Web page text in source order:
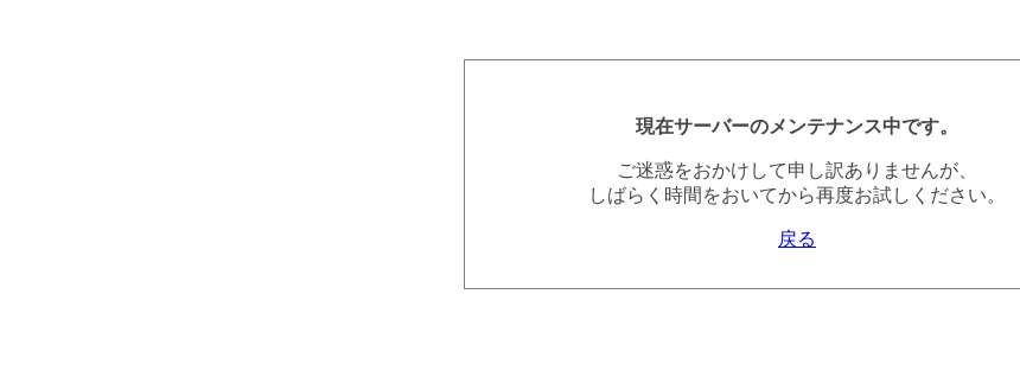
現在サーバーのメンテナンス中です。
ご迷惑をおかけして申し訳ありませんが、
しばらく時間をおいてから再度お試しください。
戻る